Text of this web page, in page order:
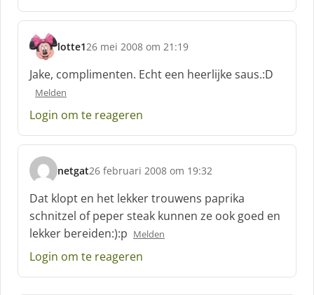
:
lotte1
s
c
h
e
f
26 mei 2008 om 21:19
Jake, complimenten. Echt een heerlijke saus.:D
Melden
Login om te reageren
netgat
s
c
h
r
e
e
:
26 februari 2008 om 19:32
Dat klopt en het lekker trouwens paprika
schnitzel of peper steak kunnen ze ook goed en
lekker bereiden:):p Melden
Login om te reageren